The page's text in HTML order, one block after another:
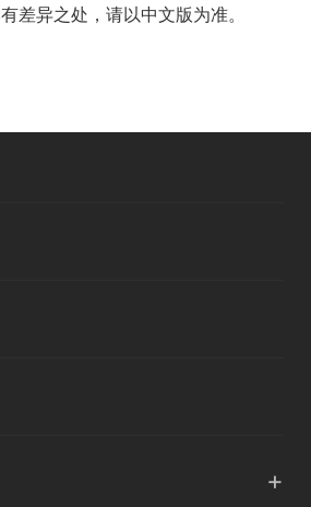
差异之处，请以中文版为准。
+